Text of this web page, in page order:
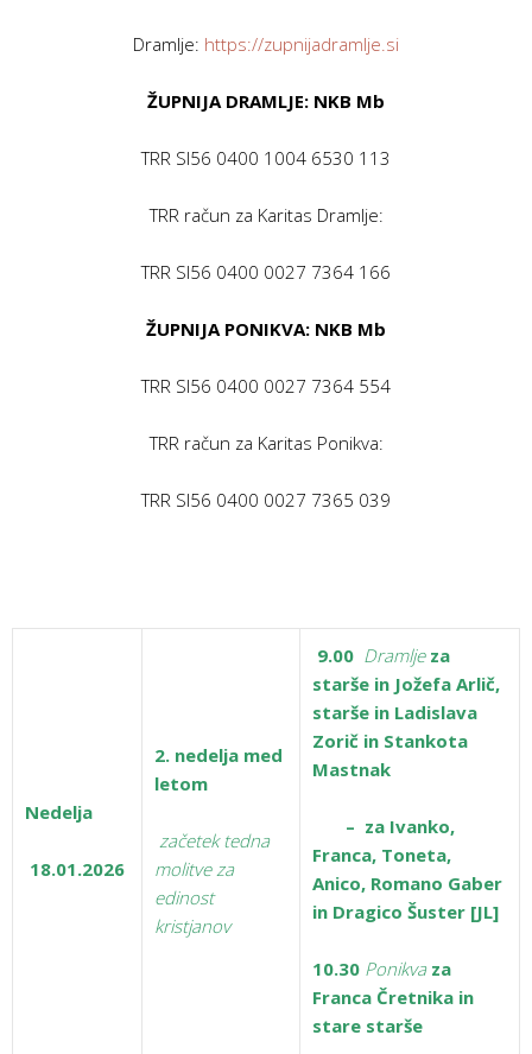
Dramlje: https://zupnijadramlje.si
ŽUPNIJA DRAMLJE: NKB Mb
TRR SI56 0400 1004 6530 113
TRR račun za Karitas Dramlje:
TRR SI56 0400 0027 7364 166
ŽUPNIJA PONIKVA: NKB Mb
TRR SI56 0400 0027 7364 554
TRR račun za Karitas Ponikva:
TRR SI56 0400 0027 7365 039
Nedelja
18.01.2026
2. nedelja med
letom
začetek tedna
molitve za
edinost
kristjanov
9.00 Dramlje za
starše in Jožefa Arlič,
starše in Ladislava
Zorič in Stankota
Mastnak
– za Ivanko,
Franca, Toneta,
Anico, Romano Gaber
in Dragico Šuster [JL]
10.30 Ponikva za
Franca Čretnika in
stare starše